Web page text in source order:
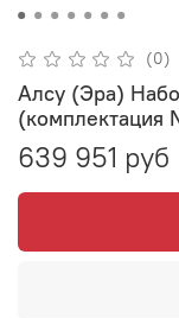
(0)
Алсу (Эра)
(комплектация
639 951 руб